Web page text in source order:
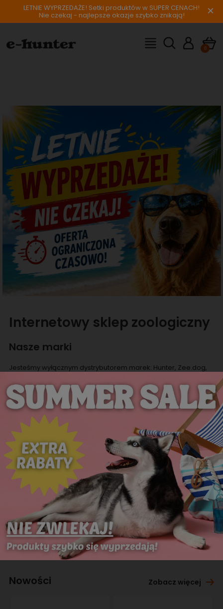
LETNIE WYPRZEDAŻE! Setki produktów w SUPER CENACH!
Nie czekaj - najlepsze okazje szybko znikają! ×
Internetowy sklep zoologiczny
Nasze marki
Jesteśmy wyłącznym dystrybutorem marek: Hunter, Zee.dog,
produkty dla psów i kotów oraz producentem ekologicznych
worków Eco Pets. Jesteśmy również dystrybutorem Rouchette -
marki oferującej obuwie dla kobiet, mężczyzn i dzieci.
Nowości Zobacz więcej